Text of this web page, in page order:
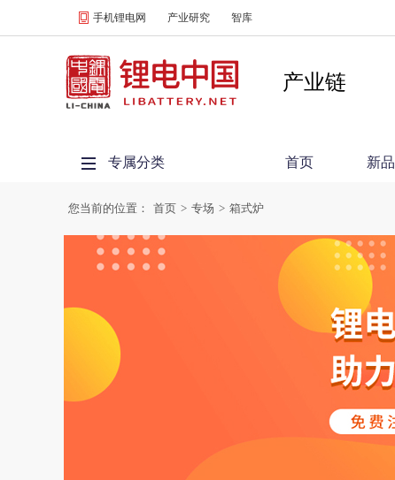
手机锂电网 产业研究 智库
产业链
专属分类 首页 新品
您当前的位置： 首页 > 专场 > 箱式炉